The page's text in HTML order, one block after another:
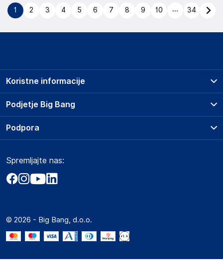
1 2 3 4 5 6 7 8 9 10 ... 34
Podjetje Big Bang
O podjetju
Obvestila za javnost
Akt o digitalnih storitvah
Marketplace za partnerje
Novosti
Koristne informacije
Prodajna mesta
Storitve
Dostava, vnos in odvoz
Zavarovanje izdelkov
Podpora
Marketplace
Kako oddati naročilo?
Spremljajte nas:
© 2026 - Big Bang, d.o.o.